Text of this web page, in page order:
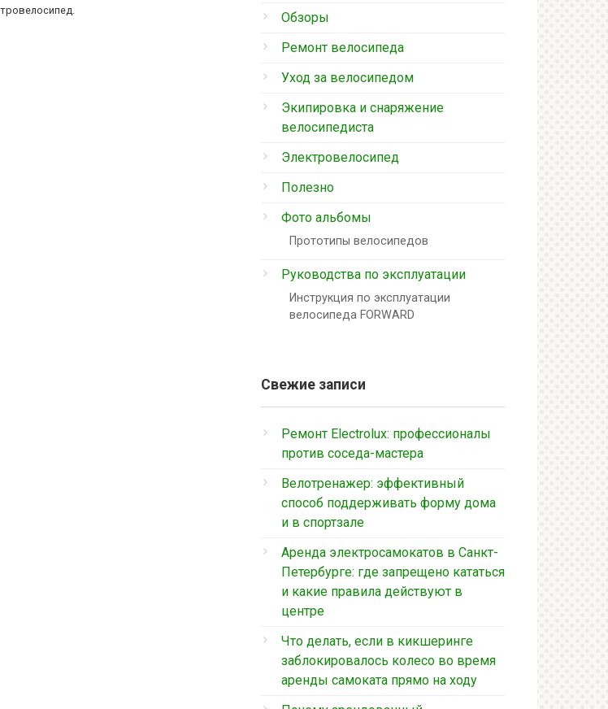
Обзоры
Ремонт велосипеда
Уход за велосипедом
Экипировка и снаряжение
велосипедиста
Электровелосипед
Полезно
Фото альбомы
Прототипы велосипедов
Руководства по эксплуатации
Инструкция по эксплуатации
велосипеда FORWARD
Свежие записи
Ремонт Electrolux: профессионалы
против соседа-мастера
Велотренажер: эффективный
способ поддерживать форму дома
и в спортзале
Аренда электросамокатов в Санкт-
Петербурге: где запрещено кататься
и какие правила действуют в
центре
Что делать, если в кикшеринге
заблокировалось колесо во время
аренды самоката прямо на ходу